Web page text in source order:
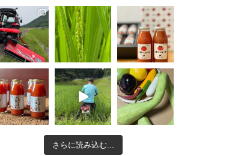
さらに読み込む...